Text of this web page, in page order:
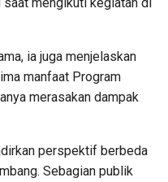
ia juga menjelaskan
manfaat Program
merasakan dampak
perspektif berbeda
Sebagian publik